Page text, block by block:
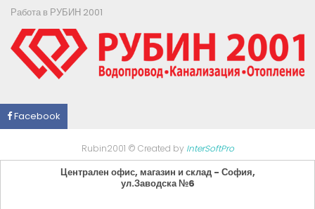
Работа в РУБИН 2001
Facebook
Rubin2001 © Created by InterSoftPro
Централен офис, магазин и склад - София,
ул.Заводска №6